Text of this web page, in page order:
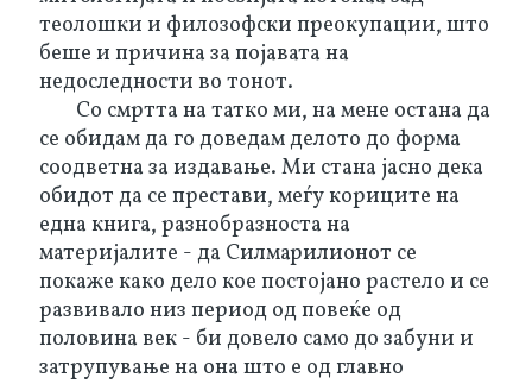
теолошки и филозофски преокупации, што
беше и причина за појавата на
недоследности во тонот.
Со смртта на татко ми, на мене остана да
се обидам да го доведам делото до форма
соодветна за издавање. Ми стана јасно дека
обидот да се престави, меѓу кориците на
една книга, разнобразноста на
материјалите - да Силмарилионот се
покаже како дело кое постојано растело и се
развивало низ период од повеќе од
половина век - би довело само до забуни и
затрупување на она што е од главно